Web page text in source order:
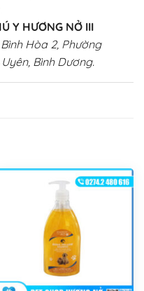
Y HƯƠNG NỞ III
Hòa 2, Phường
Bình Dương.